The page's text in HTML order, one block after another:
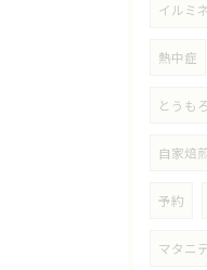
イルミ
熱中症
とうも
自家焙
予約
マタニ